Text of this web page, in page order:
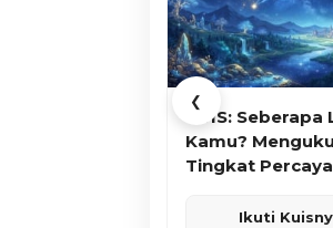
❮
KUIS: Seberapa
Kamu?
Tingkat
Ikuti